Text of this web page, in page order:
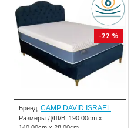
-22 %
Бренд: CAMP DAVID ISRAEL
Размеры Д/Ш/В: 190.00cm x